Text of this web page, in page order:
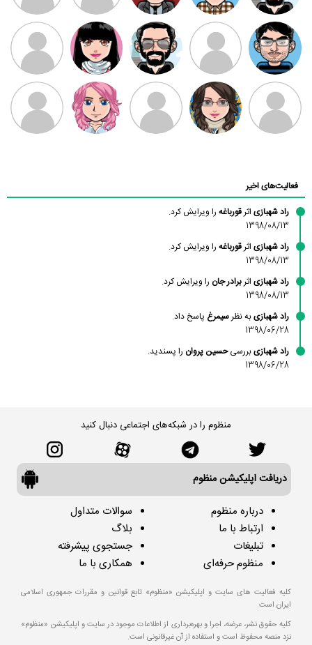
مهدی فرهمند مهدی سلطانی داود رضیی
طرفدار میلی
بابی براون
کیوان کیانی
سامان راحمی امیردلتا امیروو ملیکا منتظری عارفه داستانپور
فعالیت‌های اخیر
راد شهبازی اثرقورباغه را ویرایش کرد.
1398/08/13
راد شهبازی اثرقورباغه را ویرایش کرد.
1398/08/13
راد شهبازی اثربرادر جان را ویرایش کرد.
1398/08/13
راد شهبازیبه نظرسیمرغ پاسخ داد.
1398/06/28
راد شهبازیبررسیحسین پروان را پسندید.
1398/06/28
منظوم را در شبکه‌های اجتماعی دنبال کنید
دریافت اپلیکیشن منظوم
درباره منظوم
ارتباط با ما
تبلیغات
منظوم حرفه‌ای
سوالات متداول
بلاگ
جستجوی پیشرفته
همکاری با ما
کلیه فعالیت های سایت و اپلیکیشن «منظوم» تابع قوانین و مقررات جمهوری اسلامی
ایران است.
کلیه حقوق نشر، عرضه، اجرا و بهره‌برداری از اطلاعات موجود در سایت و اپلیکیشن «منظوم»
نزد منصه محفوظ است و استفاده از آن غیرقانونی است.